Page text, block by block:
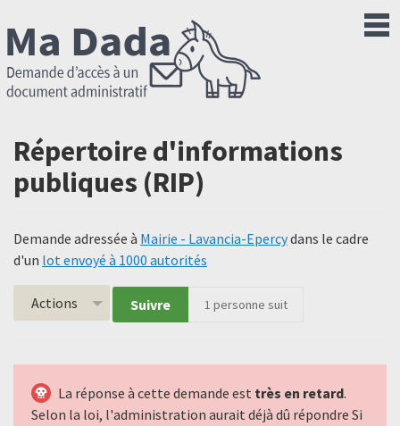
Répertoire d'informations
publiques (RIP)
Demande adressée à Mairie - Lavancia-Epercydans le cadre
d'un lot envoyé à 1000 autorités
Actions Suivre 1 personne suit
La réponse à cette demande est très en retard.
Selon la loi, l'administration aurait déjà dû répondre Si